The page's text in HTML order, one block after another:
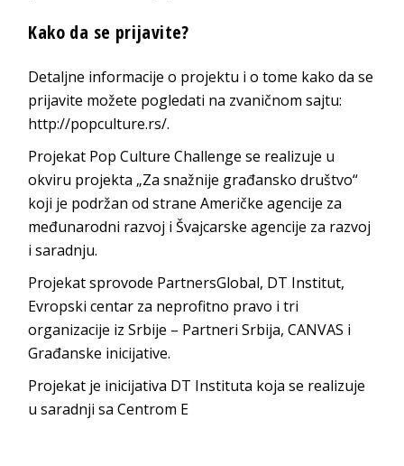
Kako da se prijavite?
Detaljne informacije o projektu i o tome kako da se
prijavite možete pogledati na zvaničnom sajtu:
http://popculture.rs/.
Projekat Pop Culture Challenge se realizuje u
okviru projekta „Za snažnije građansko društvo“
koji je podržan od strane Američke agencije za
međunarodni razvoj i Švajcarske agencije za razvoj
i saradnju.
Projekat sprovode PartnersGlobal, DT Institut,
Evropski centar za neprofitno pravo i tri
organizacije iz Srbije – Partneri Srbija, CANVAS i
Građanske inicijative.
Projekat je inicijativa DT Instituta koja se realizuje
u saradnji sa Centrom E